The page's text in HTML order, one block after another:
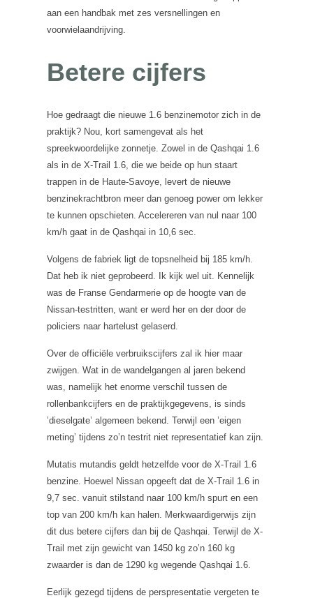
aan een handbak met zes versnellingen en
voorwielaandrijving.
Betere cijfers
Hoe gedraagt die nieuwe 1.6 benzinemotor zich in de
praktijk? Nou, kort samengevat als het
spreekwoordelijke zonnetje. Zowel in de Qashqai 1.6
als in de X-Trail 1.6, die we beide op hun staart
trappen in de Haute-Savoye, levert de nieuwe
benzinekrachtbron meer dan genoeg power om lekker
te kunnen opschieten. Accelereren van nul naar 100
km/h gaat in de Qashqai in 10,6 sec.
Volgens de fabriek ligt de topsnelheid bij 185 km/h.
Dat heb ik niet geprobeerd. Ik kijk wel uit. Kennelijk
was de Franse Gendarmerie op de hoogte van de
Nissan-testritten, want er werd her en der door de
policiers naar hartelust gelaserd.
Over de officiële verbruikscijfers zal ik hier maar
zwijgen. Wat in de wandelgangen al jaren bekend
was, namelijk het enorme verschil tussen de
rollenbankcijfers en de praktijkgegevens, is sinds
’dieselgate’ algemeen bekend. Terwijl een ’eigen
meting’ tijdens zo’n testrit niet representatief kan zijn.
Mutatis mutandis geldt hetzelfde voor de X-Trail 1.6
benzine. Hoewel Nissan opgeeft dat de X-Trail 1.6 in
9,7 sec. vanuit stilstand naar 100 km/h spurt en een
top van 200 km/h kan halen. Merkwaardigerwijs zijn
dit dus betere cijfers dan bij de Qashqai. Terwijl de X-
Trail met zijn gewicht van 1450 kg zo’n 160 kg
zwaarder is dan de 1290 kg wegende Qashqai 1.6.
Eerlijk gezegd tijdens de perspresentatie vergeten te